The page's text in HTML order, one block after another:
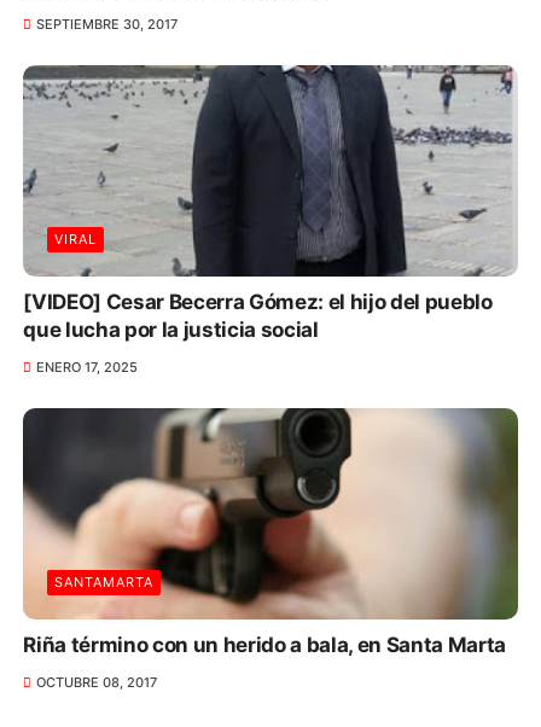
SEPTIEMBRE 30, 2017
VIRAL
[VIDEO] Cesar Becerra Gómez: el hijo del pueblo
que lucha por la justicia social
ENERO 17, 2025
SANTAMARTA
Riña término con un herido a bala, en Santa Marta
OCTUBRE 08, 2017